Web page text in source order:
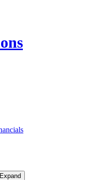
Expand